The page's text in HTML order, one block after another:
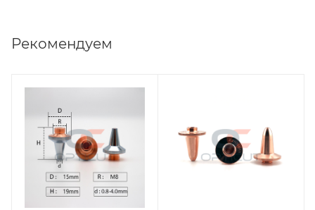
Рекомендуем